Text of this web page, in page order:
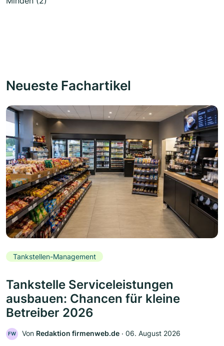
Neueste Fachartikel
Tankstellen-Management
Tankstelle Serviceleistungen
ausbauen: Chancen für kleine
Betreiber 2026
FW Von Redaktion firmenweb.de ‧ 06. August 2026